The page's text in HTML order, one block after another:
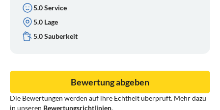
5.0 Service
5.0 Lage
5.0 Sauberkeit
Die Bewertungen werden auf ihre Echtheit überprüft. Mehr dazu
in unseren Bewertungsrichtlinien.
Bewertung abgeben